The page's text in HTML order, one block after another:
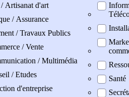
Artisanat d'art
/ Assurance
/ Travaux Publics
/ Vente
/ Multimédia
/ Etudes
d'entreprise
Santé